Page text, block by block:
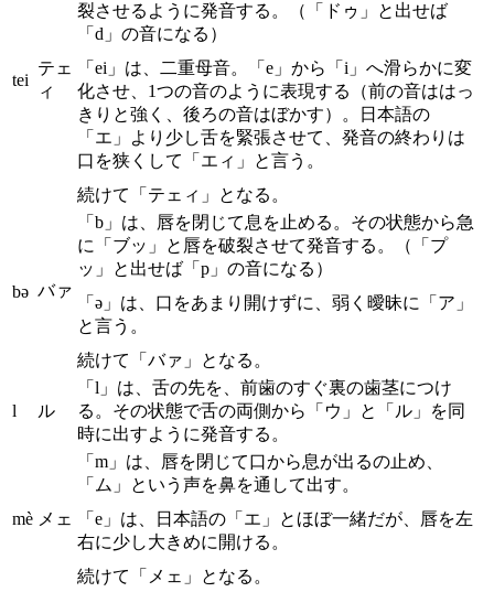
tei
テェ
ィ
裂させるように発音する。（「ドゥ」と出せば
「d」の音になる）
「ei」は、二重母音。「e」から「i」へ滑らかに変
化させ、1つの音のように表現する（前の音ははっ
きりと強く、後ろの音はぼかす）。日本語の
「エ」より少し舌を緊張させて、発音の終わりは
口を狭くして「エィ」と言う。
続けて「テェィ」となる。
bə バァ
「b」は、唇を閉じて息を止める。その状態から急
に「ブッ」と唇を破裂させて発音する。（「プ
ッ」と出せば「p」の音になる）
「ə」は、口をあまり開けずに、弱く曖昧に「ア」
と言う。
続けて「バァ」となる。
l ル
「l」は、舌の先を、前歯のすぐ裏の歯茎につけ
る。その状態で舌の両側から「ウ」と「ル」を同
時に出すように発音する。
mè メェ
「m」は、唇を閉じて口から息が出るの止め、
「ム」という声を鼻を通して出す。
「e」は、日本語の「エ」とほぼ一緒だが、唇を左
右に少し大きめに開ける。
続けて「メェ」となる。